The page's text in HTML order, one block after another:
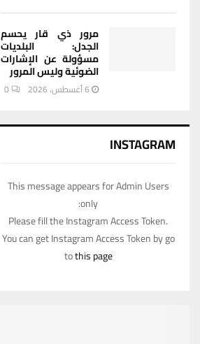
مرور ذي قار يحسم
الجدل: البلديات
مسؤولة عن الإشارات
الضوئية وليس المرور
6 أغسطس، 2026 0
INSTAGRAM
This message appears for Admin Users
only:
Please fill the Instagram Access Token.
You can get Instagram Access Token by go
tothis page